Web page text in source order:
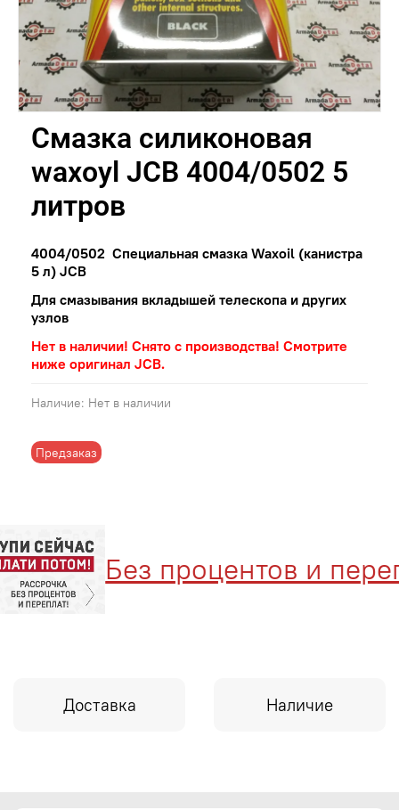
Наличие: Нет в наличии
Предзаказ
Смазка силиконовая
waxoyl JCB 4004/0502 5
литров
4004/0502 Специальная смазка Waxoil (канистра
5 л) JCB
Для смазывания вкладышей телескопа и других
узлов
Нет в наличии! Снято с производства! Смотрите
ниже оригинал JCB.
Без процентов и
Доставка Наличие